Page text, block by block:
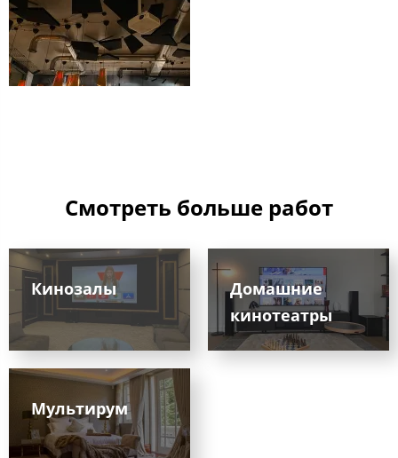
Смотреть больше работ
Кинозалы
Домашние
кинотеатры
Мультирум